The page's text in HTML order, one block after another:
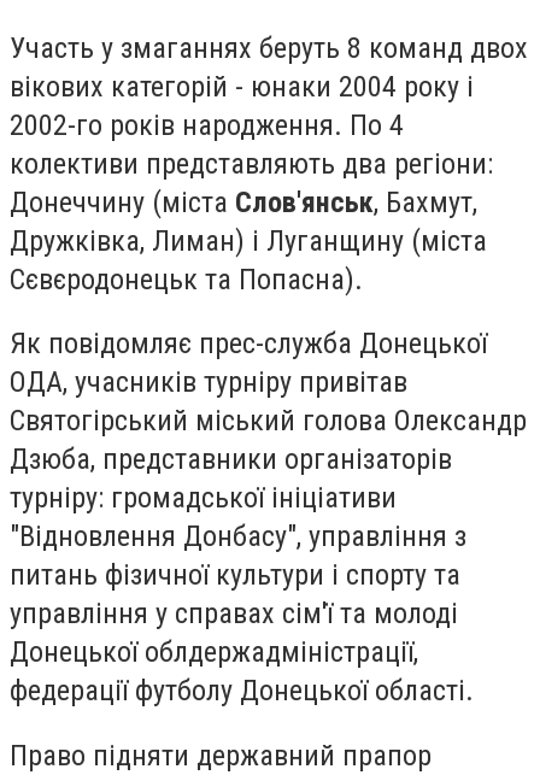
Участь у змаганнях беруть 8 команд двох
вікових категорій - юнаки 2004 року і
2002-го років народження. По 4
колективи представляють два регіони:
Донеччину (міста Слов'янськ, Бахмут,
Дружківка, Лиман) і Луганщину (міста
Сєвєродонецьк та Попасна).
Як повідомляє прес-служба Донецької
ОДА, учасників турніру привітав
Святогірський міський голова Олександр
Дзюба, представники організаторів
турніру: громадської ініціативи
"Відновлення Донбасу", управління з
питань фізичної культури і спорту та
управління у справах сім'ї та молоді
Донецької облдержадміністрації,
федерації футболу Донецької області.
Право підняти державний прапор